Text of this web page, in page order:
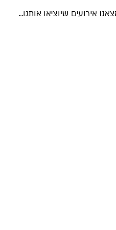
אירועים שיוציאו אותנו...